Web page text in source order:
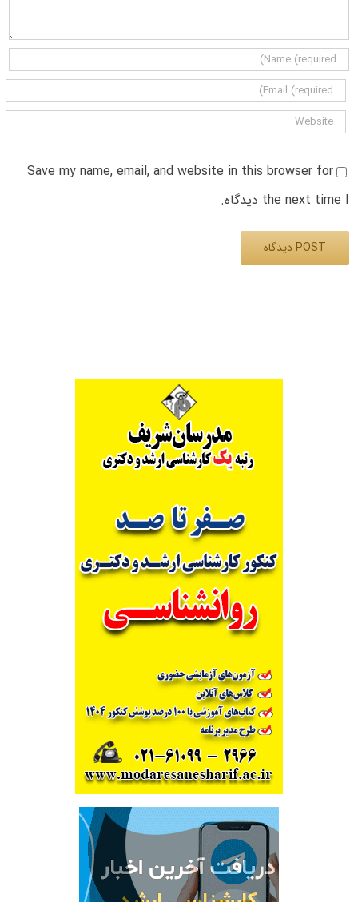
Save my name, email, and website in this browser for
the next time I دیدگاه.